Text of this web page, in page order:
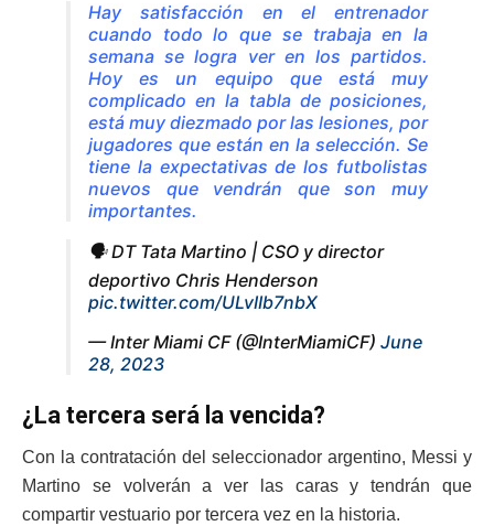
Hay satisfacción en el entrenador
cuando todo lo que se trabaja en la
semana se logra ver en los partidos.
Hoy es un equipo que está muy
complicado en la tabla de posiciones,
está muy diezmado por las lesiones, por
jugadores que están en la selección. Se
tiene la expectativas de los futbolistas
nuevos que vendrán que son muy
importantes.
🗣️ DT Tata Martino | CSO y director
deportivo Chris Henderson
pic.twitter.com/ULvIIb7nbX
— Inter Miami CF (@InterMiamiCF) June
28, 2023
¿La tercera será la vencida?
Con la contratación del seleccionador argentino, Messi y
Martino se volverán a ver las caras y tendrán que
compartir vestuario por tercera vez en la historia.